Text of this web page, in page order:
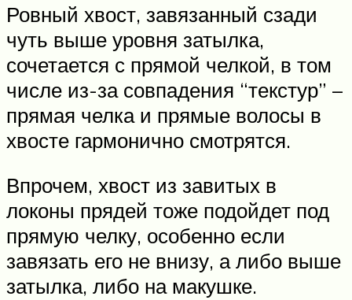
Ровный хвост, завязанный сзади
чуть выше уровня затылка,
сочетается с прямой челкой, в том
числе из-за совпадения “текстур” –
прямая челка и прямые волосы в
хвосте гармонично смотрятся.
Впрочем, хвост из завитых в
локоны прядей тоже подойдет под
прямую челку, особенно если
завязать его не внизу, а либо выше
затылка, либо на макушке.